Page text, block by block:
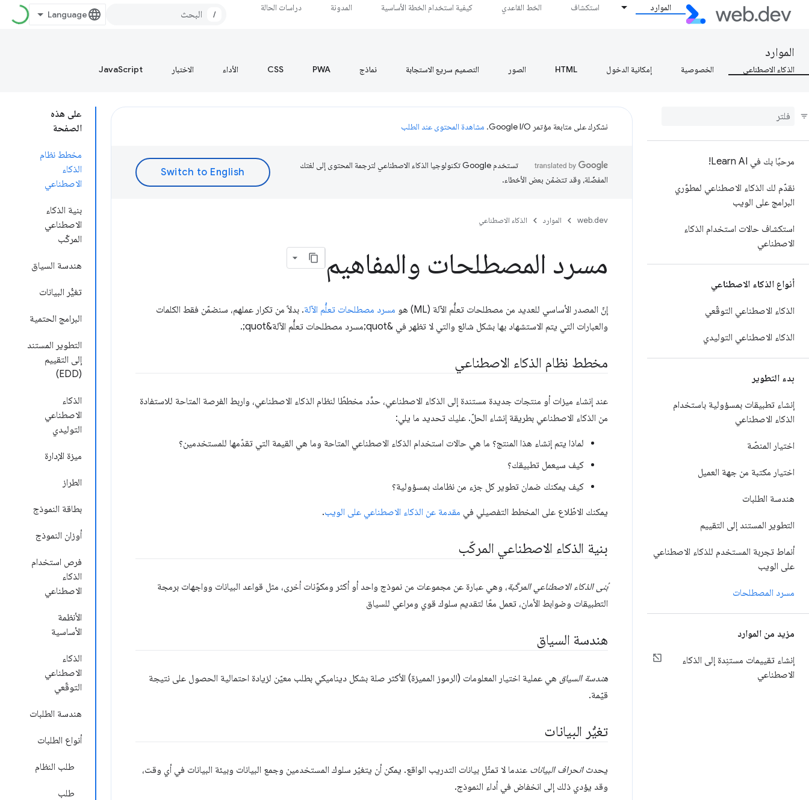
الموارد استكشاف الخط القاعدي كيفية استخدام الخطة الأساسية المدونة دراسات الحالة
/
الموارد
الذكاء الاصطناعي الخصوصية إمكانية الدخول HTML الصور التصميم سريع الاستجابة نماذج PWA
CSS الأداء الاختبار JavaScript
مرحبًا بك في Learn AI!
نقدّم لك الذكاء الاصطناعي لمطوّري
البرامج على الويب
استكشاف حالات استخدام الذكاء
الاصطناعي
أنواع الذكاء الاصطناعي
الذكاء الاصطناعي التوقّعي
الذكاء الاصطناعي التوليدي
بدء التطوير
إنشاء تطبيقات بمسؤولية باستخدام
الذكاء الاصطناعي
اختيار المنصّة
اختيار مكتبة من جهة العميل
هندسة الطلبات
التطوير المستند إلى التقييم
أنماط تجربة المستخدم للذكاء الاصطناعي
على الويب
مسرد المصطلحات
مزيد من الموارد
إنشاء تقييمات مستنِدة إلى الذكاء
الاصطناعي
على هذه
الصفحة
مخطط نظام
الذكاء
الاصطناعي
بنية الذكاء
الاصطناعي
المركّب
هندسة السياق
تغيُّر البيانات
البرامج الحتمية
التطوير المستند
إلى التقييم
(EDD)
الذكاء
الاصطناعي
التوليدي
ميزة الإدارة
الطراز
بطاقة النموذج
أوزان النموذج
فرص استخدام
الذكاء
الاصطناعي
الأنظمة
الأساسية
الذكاء
الاصطناعي
التوقّعي
هندسة الطلبات
أنواع الطلبات
طلب النظام
طلب
نشكرك على متابعة مؤتمر Google I/O. مشاهدة المحتوى عند الطلب
تستخدم Google تكنولوجيا الذكاء الاصطناعي لترجمة المحتوى إلى لغتك
المفضّلة، وقد تتضمّن بعض الأخطاء.
web.dev الموارد الذكاء الاصطناعي
مسرد المصطلحات والمفاهيم
إنّ المصدر الأساسي للعديد من مصطلحات تعلُّم الآلة (ML) هو مسرد مصطلحات تعلُّم الآلة. بدلاً من تكرار عملهم، سنضمّن فقط الكلمات
والعبارات التي يتم الاستشهاد بها بشكل شائع والتي لا تظهر في &quot;مسرد مصطلحات تعلُّم الآلة&quot;.
مخطط نظام الذكاء الاصطناعي
عند إنشاء ميزات أو منتجات جديدة مستندة إلى الذكاء الاصطناعي، حدِّد مخططًا لنظام الذكاء الاصطناعي، واربط الفرصة المتاحة للاستفادة
من الذكاء الاصطناعي بطريقة إنشاء الحلّ. عليك تحديد ما يلي:
لماذا يتم إنشاء هذا المنتج؟ ما هي حالات استخدام الذكاء الاصطناعي المتاحة وما هي القيمة التي تقدّمها للمستخدمين؟
كيف سيعمل تطبيقك؟
كيف يمكنك ضمان تطوير كل جزء من نظامك بمسؤولية؟
يمكنك الاطّلاع على المخطط التفصيلي في مقدمة عن الذكاء الاصطناعي على الويب.
بنية الذكاء الاصطناعي المركّب
بُنى الذكاء الاصطناعي المركّبة، وهي عبارة عن مجموعات من نموذج واحد أو أكثر ومكوّنات أخرى، مثل قواعد البيانات وواجهات برمجة
التطبيقات وضوابط الأمان، تعمل معًا لتقديم سلوك قوي ومراعي للسياق
هندسة السياق
هندسة السياق هي عملية اختيار المعلومات (الرموز المميزة) الأكثر صلة بشكل ديناميكي بطلب معيّن لزيادة احتمالية الحصول على نتيجة
قيّمة.
تغيُّر البيانات
يحدثانحراف البيانات عندما لا تمثّل بيانات التدريب الواقع. يمكن أن يتغيّر سلوك المستخدمين وجمع البيانات وبيئة البيانات في أي وقت،
وقد يؤدي ذلك إلى انخفاض في أداء النموذج.